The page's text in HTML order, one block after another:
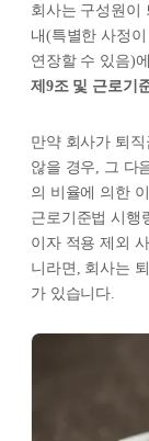
회사는 구성원이
내(특별한 사정
연장할 수 있음)
제9조 및 근로기
만약 회사가 퇴
않을 경우, 그 다
의 비율에 의한
근로기준법 시행
이자 적용 제외
니라면, 회사는
가 있습니다.